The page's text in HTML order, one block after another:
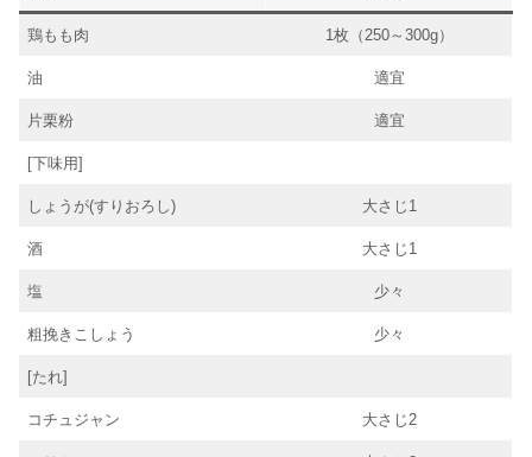
鶏もも肉 1枚（250～300g）
油 適宜
片栗粉 適宜
[下味用]
しょうが(すりおろし) 大さじ1
酒 大さじ1
塩 少々
粗挽きこしょう 少々
[たれ]
コチュジャン 大さじ2